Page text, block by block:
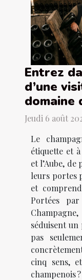
Entrez
d’une
domaine
Jeudi 6 août
Le
étiquette et
et l’Aube,
leurs portes
et
Portées
séduisent un
pas
cinq sens,